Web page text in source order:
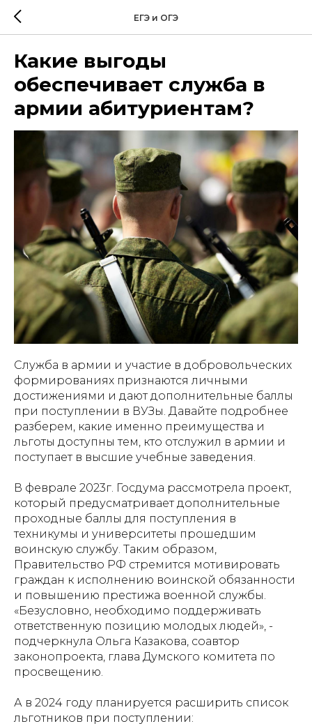
ЕГЭ и ОГЭ
Какие выгоды
обеспечивает служба в
армии абитуриентам?
Служба в армии и участие в добровольческих
формированиях признаются личными
достижениями и дают дополнительные баллы
при поступлении в ВУЗы. Давайте подробнее
разберем, какие именно преимущества и
льготы доступны тем, кто отслужил в армии и
поступает в высшие учебные заведения.
В феврале 2023г. Госдума рассмотрела проект,
который предусматривает дополнительные
проходные баллы для поступления в
техникумы и университеты прошедшим
воинскую службу. Таким образом,
Правительство РФ стремится мотивировать
граждан к исполнению воинской обязанности
и повышению престижа военной службы.
«Безусловно, необходимо поддерживать
ответственную позицию молодых людей», -
подчеркнула Ольга Казакова, соавтор
законопроекта, глава Думского комитета по
просвещению.
А в 2024 году планируется расширить список
льготников при поступлении: